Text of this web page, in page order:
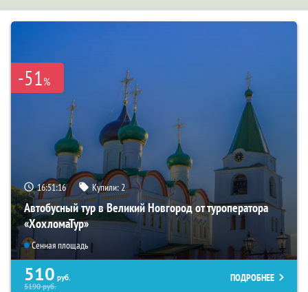
-51%
16:51:15 Купили:2
Автобусный тур в Великий Новгород от туроператора
«ХохломаТур»
Сенная площадь
510 руб.
5190руб.
ПОДРОБНЕЕ